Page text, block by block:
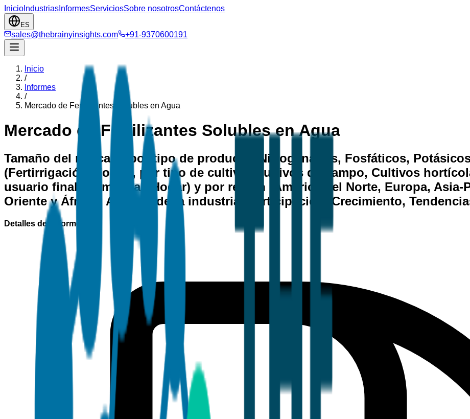
Inicio Industrias InformesServiciosSobre nosotrosContáctenos
ES
sales@thebrainyinsights.com +91-9370600191
Inicio
/
Informes
/
Mercado de Fertilizantes Solubles en Agua
Mercado de Fertilizantes Solubles en Agua
Tamaño del mercado por tipo de producto (Nitrogenados, Fosfáticos,
(Fertirrigación, Foliar), por tipo de cultivo (Cultivos de campo, Cultivos
usuario final (Comercial, Hogar) y por región (América del Norte, Europa, Asia-
Oriente y África), Análisis de la industria, Participación, Crecimiento,
Detalles del informe